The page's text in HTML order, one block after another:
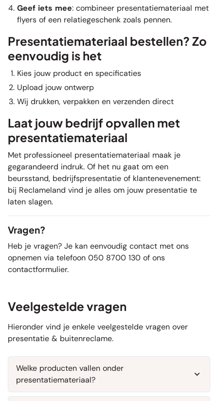
Geef iets mee: combineer presentatiemateriaal met
flyers of een relatiegeschenk zoals pennen.
Presentatiemateriaal bestellen? Zo
eenvoudig is het
Kies jouw product en specificaties
Upload jouw ontwerp
Wij drukken, verpakken en verzenden direct
Laat jouw bedrijf opvallen met
presentatiemateriaal
Met professioneel presentatiemateriaal maak je
gegarandeerd indruk. Of het nu gaat om een
beursstand, bedrijfspresentatie of klantenevenement:
bij Reclameland vind je alles om jouw presentatie te
laten slagen.
Vragen?
Heb je vragen? Je kan eenvoudig contact met ons
opnemen via telefoon 050 8700 130 of ons
contactformulier.
Veelgestelde vragen
Hieronder vind je enkele veelgestelde vragen over
presentatie & buitenreclame.
Welke producten vallen onder
presentatiemateriaal?
Presentatiemateriaal bestaat uit alle producten die